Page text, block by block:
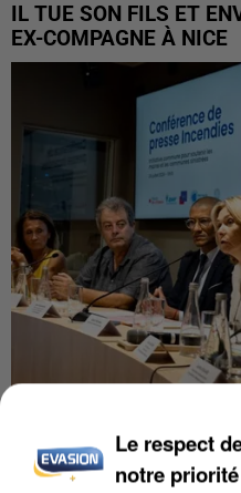
IL TUE SON FILS ET
EX-COMPAGNE À NICE
INCENDIES : L’ÎLE-DE-
DE SOLIDARITÉ AVEC
Le respect
notre priorité